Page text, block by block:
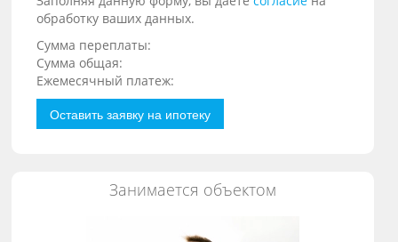
обработку ваших данных.
Сумма переплаты:
Сумма общая:
Ежемесячный платеж:
Оставить заявку на ипотеку
Занимается объектом